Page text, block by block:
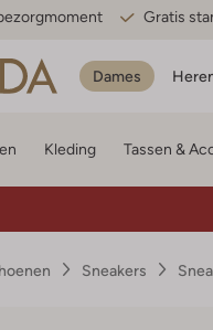
Gratis
Dames
Kleding Tassen &
Sneakers